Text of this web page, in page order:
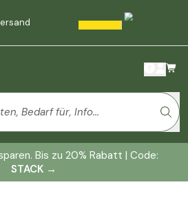
Bis zu 20% Rabatt | Code:
STACK →